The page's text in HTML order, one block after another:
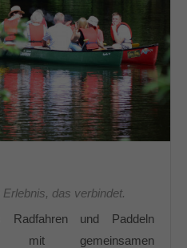
das verbindet.
Radfahren und Paddeln
mit gemeinsamen